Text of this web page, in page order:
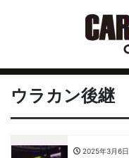
ウラカン後継
2025年3月6日